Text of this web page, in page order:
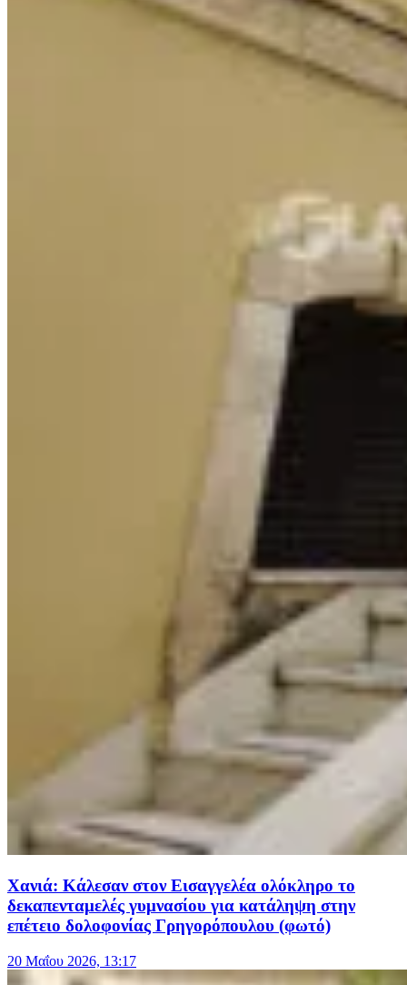
Χανιά: Κάλεσαν στον Εισαγγελέα ολόκληρο το
δεκαπενταμελές γυμνασίου για κατάληψη στην
επέτειο δολοφονίας Γρηγορόπουλου (φωτό)
20 Μαΐου 2026, 13:17